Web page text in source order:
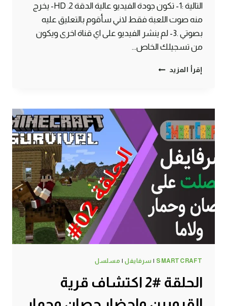
التالية :1- تكون جودة الفيديو عالية الدقة HD .2- يخرج
منه صوت اللعبة فقط لاني سأقوم بالتعليق عليه
بصوتي .3- لم ينشر الفيديو على اي قناة اخرى ويكون
من تسجيلك الخاص…
إقرأ المزيد اكبر
من
مشاركات
الأساطير
ماين
كرافت
#SMARTCRAFT
SMARTCRAFT
| سرفايفل| مسلسل
الحلقة #2 اكتشاف قرية